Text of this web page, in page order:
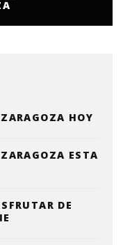
HOY
ESTA
DE